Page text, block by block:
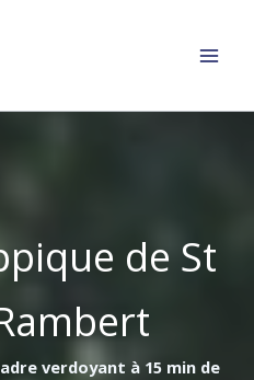
de St
verdoyant à 15 min de